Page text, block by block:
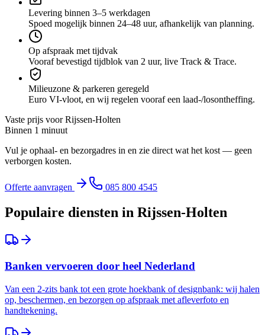
Levering binnen 3–5 werkdagen
Spoed mogelijk binnen 24–48 uur, afhankelijk van planning.
Op afspraak met tijdvak
Vooraf bevestigd tijdblok van 2 uur, live Track & Trace.
Milieuzone & parkeren geregeld
Euro VI-vloot, en wij regelen vooraf een laad-/losontheffing.
Vaste prijs voorRijssen-Holten
Binnen 1 minuut
Vul je ophaal- en bezorgadres in en zie direct wat het kost — geen
verborgen kosten.
Offerte aanvragen 085 800 4545
Populaire diensten in Rijssen-Holten
Banken vervoeren door heel Nederland
Van een 2-zits bank tot een grote hoekbank of designbank: wij halen
op, beschermen, en bezorgen op afspraak met afleverfoto en
handtekening.